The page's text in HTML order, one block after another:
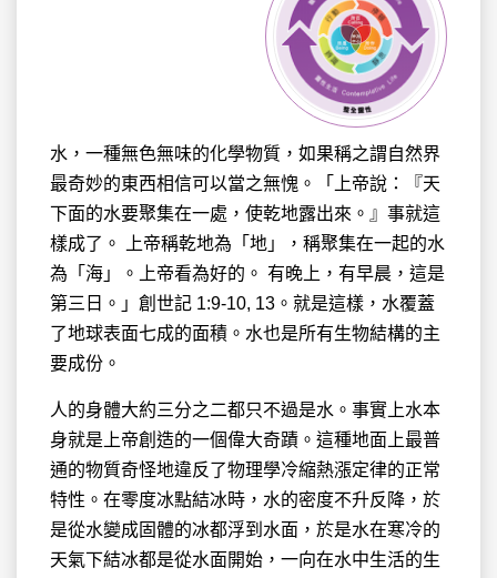
水，一種無色無味的化學物質，如果稱之謂自然界
最奇妙的東西相信可以當之無愧。「上帝說：『天
下面的水要聚集在一處，使乾地露出來。』事就這
樣成了。 上帝稱乾地為「地」，稱聚集在一起的水
為「海」。上帝看為好的。 有晚上，有早晨，這是
第三日。」創世記‬ 1:9-10, 13‬。就是這樣，水覆蓋
了地球表面七成的面積。水也是所有生物結構的主
要成份。
人的身體大約三分之二都只不過是水。事實上水本
身就是上帝創造的一個偉大奇蹟。這種地面上最普
通的物質奇怪地違反了物理學冷縮熱漲定律的正常
特性。在零度冰點結冰時，水的密度不升反降，於
是從水變成固體的冰都浮到水面，於是水在寒冷的
天氣下結冰都是從水面開始，一向在水中生活的生